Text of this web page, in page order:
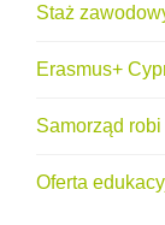
Staż
Erasmus+
Samorząd
Oferta